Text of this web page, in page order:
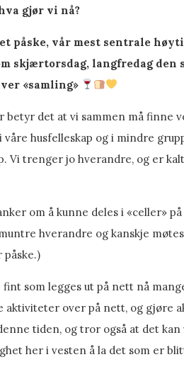
gjør vi nå?
påske, vår mest sentrale
skjærtorsdag, langfredag
«samling»
betyr det at vi sammen må finne
våre husfelleskap og i mindre
Vi trenger jo hverandre, og er
om å kunne deles i «celler»
hverandre og kanskje
fint som legges ut på nett nå
aktiviteter over på nett, og gjøre
tiden, og tror også at det
her i vesten å la det som er